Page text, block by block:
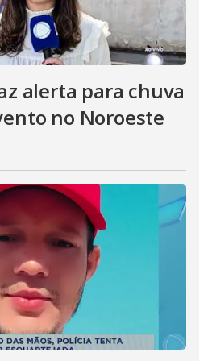
alerta para chuva
no Noroeste